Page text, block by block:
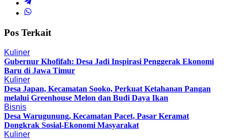
Pos Terkait
Kuliner
Gubernur Khofifah: Desa Jadi Inspirasi Penggerak Ekonomi
Baru di Jawa Timur
Kuliner
Desa Japan, Kecamatan Sooko, Perkuat Ketahanan Pangan
melalui Greenhouse Melon dan Budi Daya Ikan
Bisnis
Desa Warugunung, Kecamatan Pacet, Pasar Keramat
Dongkrak Sosial-Ekonomi Masyarakat
Kuliner